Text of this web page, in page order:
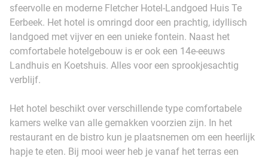
sfeervolle en moderne Fletcher Hotel-Landgoed Huis Te
Eerbeek. Het hotel is omringd door een prachtig, idyllisch
landgoed met vijver en een unieke fontein. Naast het
comfortabele hotelgebouw is er ook een 14e-eeuws
Landhuis en Koetshuis. Alles voor een sprookjesachtig
verblijf.
Het hotel beschikt over verschillende type comfortabele
kamers welke van alle gemakken voorzien zijn. In het
restaurant en de bistro kun je plaatsnemen om een heerlijk
hapje te eten. Bij mooi weer heb je vanaf het terras een